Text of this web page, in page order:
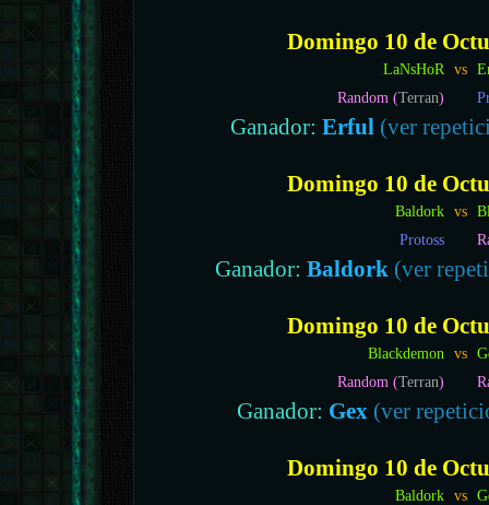
Domingo 10 de
LaNsHoR vs
Random (Terran)
Ganador: Erful (ver
Domingo 10 de
Baldork vs
Protoss
Ganador: Baldork (ver
Domingo 10 de
Blackdemon vs
Random (Terran)
Ganador: Gex (ver
Domingo 10 de
Baldork vs